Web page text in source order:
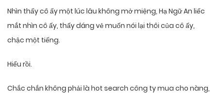
Nhìn thấy cô ấy một lúc lâu không mở miệng, Hạ Ngữ An liếc
mắt nhìn cô ấy, thấy dáng vẻ muốn nói lại thôi của cô ấy,
chậc một tiếng.
Hiểu rồi.
Chắc chắn không phải là hot search công ty mua cho nàng,